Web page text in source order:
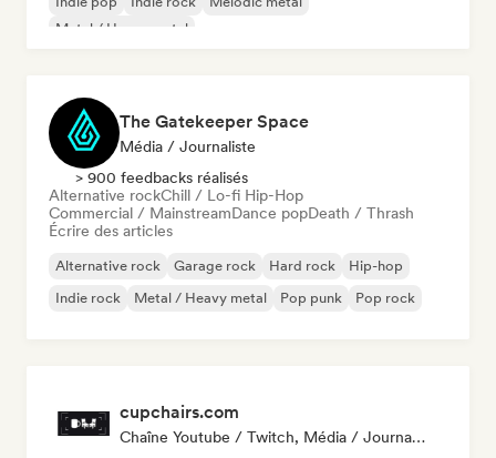
Metal / Heavy metal
The Gatekeeper Space
Média / Journaliste
> 900 feedbacks réalisés
Alternative rockChill / Lo-fi Hip-Hop
Commercial / MainstreamDance popDeath / Thrash
Écrire des articles
Alternative rock Garage rock Hard rock
Hip-hop
Indie rock
Metal / Heavy metal Pop punk Pop rock
cupchairs.com
Chaîne Youtube / Twitch, Média / Journaliste